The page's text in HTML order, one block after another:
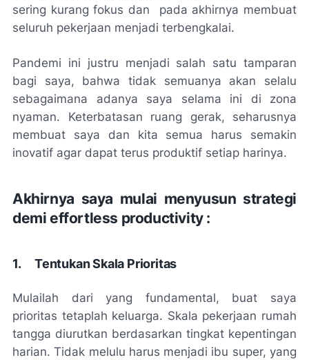
sering kurang fokus dan pada akhirnya membuat
seluruh pekerjaan menjadi terbengkalai.
Pandemi ini justru menjadi salah satu tamparan
bagi saya, bahwa tidak semuanya akan selalu
sebagaimana adanya saya selama ini di zona
nyaman. Keterbatasan ruang gerak, seharusnya
membuat saya dan kita semua harus semakin
inovatif agar dapat terus produktif setiap harinya.
Akhirnya saya mulai menyusun strategi
demi effortless productivity:
1. Tentukan Skala Prioritas
Mulailah dari yang fundamental, buat saya
prioritas tetaplah keluarga. Skala pekerjaan rumah
tangga diurutkan berdasarkan tingkat kepentingan
harian. Tidak melulu harus menjadi ibu super, yang